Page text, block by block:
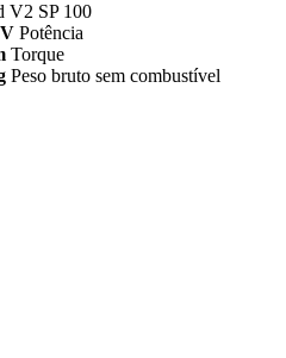
V2 SP 100
Potência
Torque
Peso bruto sem combustível